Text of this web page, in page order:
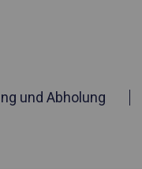
und Abholung